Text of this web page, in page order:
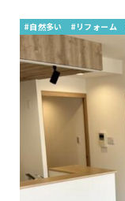
#自然多い #リフォーム